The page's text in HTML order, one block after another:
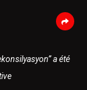
a été